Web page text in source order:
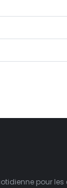
pour les